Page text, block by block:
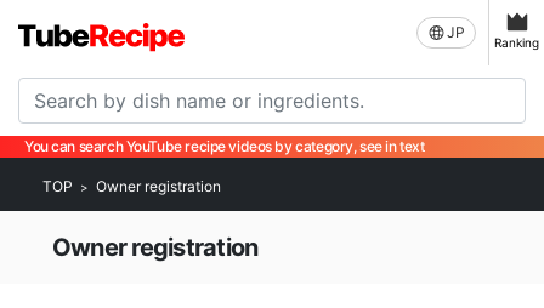
JP
Ranking
You can search YouTube recipe videos by category, see in text
TOP Owner registration
Owner registration